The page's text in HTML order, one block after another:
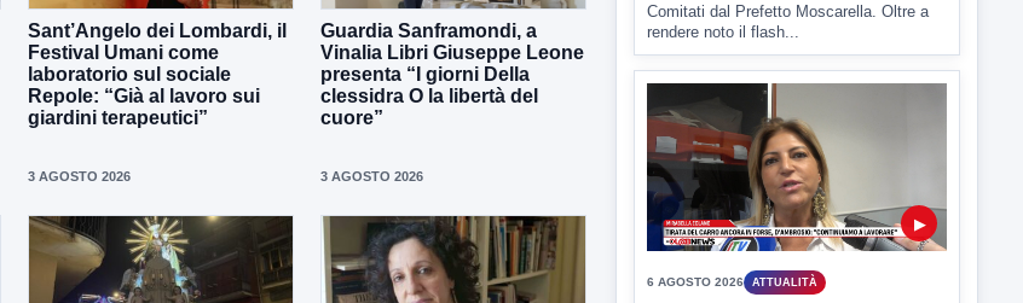
Sant’Angelo dei Lombardi, il
Festival Umani come
laboratorio sul sociale
Repole: “Già al lavoro sui
giardini terapeutici”
3 AGOSTO 2026
Guardia Sanframondi, a
Vinalia Libri Giuseppe Leone
presenta “I giorni Della
clessidra O la libertà del
cuore”
3 AGOSTO 2026
Comitati dal Prefetto Moscarella. Oltre a
rendere noto il flash...
▶
6 AGOSTO 2026 ATTUALITÀ